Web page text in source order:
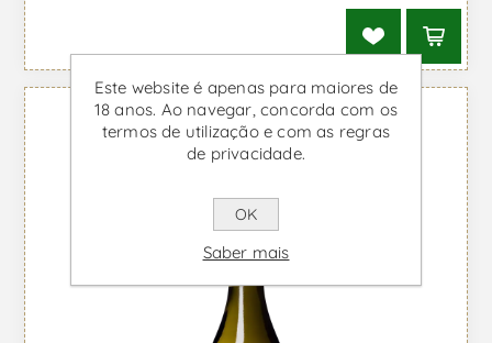
Este website é apenas para maiores de
18 anos. Ao navegar, concorda com os
termos de utilização e com as regras
de privacidade.
OK
Saber mais